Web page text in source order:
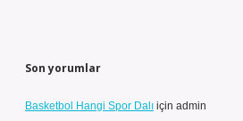
Son yorumlar
Basketbol Hangi Spor Dalı için admin